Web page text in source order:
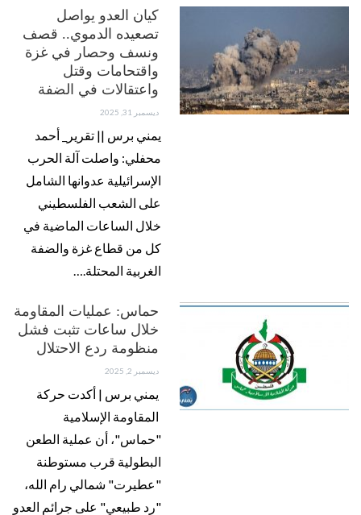
كيان العدو يواصل
تصعيده الدموي.. قصف
ونسف وحصار في غزة
واقتحامات وقتل
واعتقالات في الضفة
ديسمبر 31, 2025
يمني برس || تقرير_ أحمد
محفلي: واصلت آلة الحرب
الإسرائيلية عدوانها الشامل
على الشعب الفلسطيني
خلال الساعات الماضية في
كل من قطاع غزة والضفة
الغربية المحتلة.…
حماس: عمليات المقاومة
خلال ساعات تثبت فشل
منظومة ردع الاحتلال
ديسمبر 2, 2025
يمني برس | أكدت حركة
المقاومة الإسلامية
"حماس"، أن عملية الطعن
البطولية قرب مستوطنة
"عطيرت" شمالي رام الله،
"رد طبيعي" على جرائم العدو